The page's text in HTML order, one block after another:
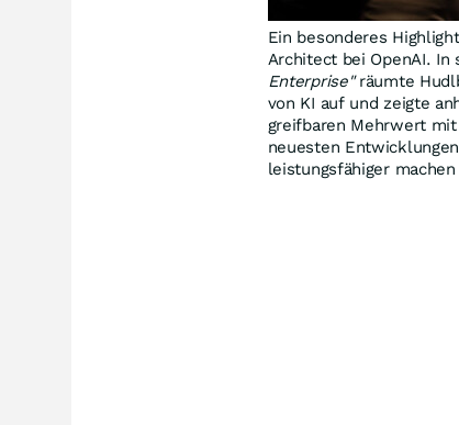
Ein besonderes
Architect bei OpenAI. In
Enterprise"räumte
von KI auf und zeigte
greifbaren Mehrwert
neuesten
leistungsfähiger